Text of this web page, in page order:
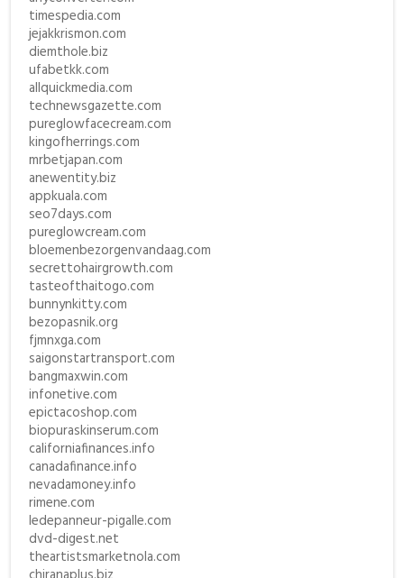
timespedia.com
jejakkrismon.com
diemthole.biz
ufabetkk.com
allquickmedia.com
technewsgazette.com
pureglowfacecream.com
kingofherrings.com
mrbetjapan.com
anewentity.biz
appkuala.com
seo7days.com
pureglowcream.com
bloemenbezorgenvandaag.com
secrettohairgrowth.com
tasteofthaitogo.com
bunnynkitty.com
bezopasnik.org
fjmnxga.com
saigonstartransport.com
bangmaxwin.com
infonetive.com
epictacoshop.com
biopuraskinserum.com
californiafinances.info
canadafinance.info
nevadamoney.info
rimene.com
ledepanneur-pigalle.com
dvd-digest.net
theartistsmarketnola.com